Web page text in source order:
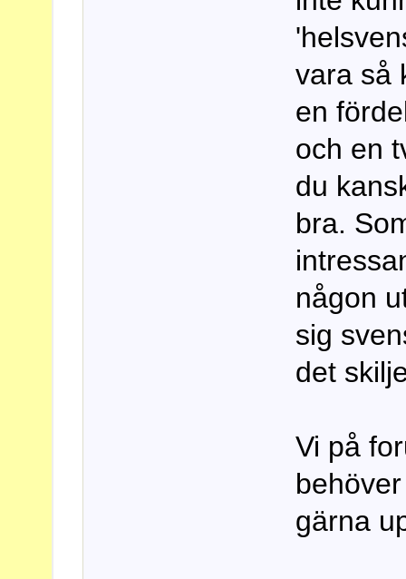
vara så
en
och en
du
bra.
någon
sig
det
Vi på
gärna